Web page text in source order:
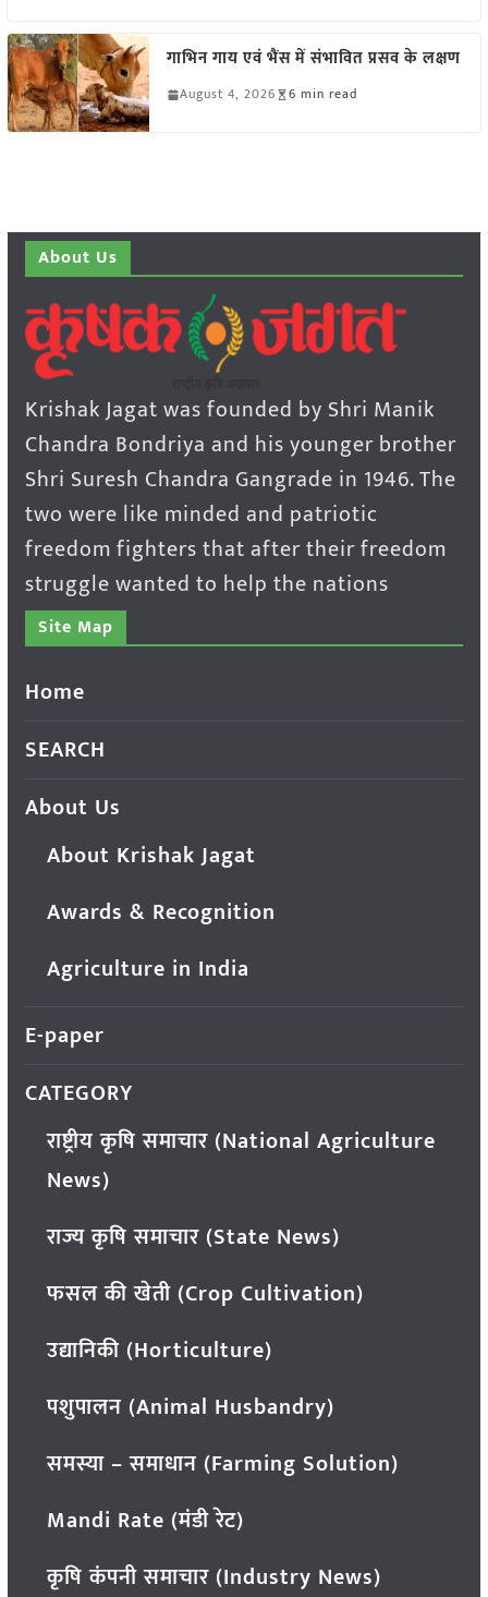
गाभिन गाय एवं भैंस में संभावित प्रसव के लक्षण
August 4, 2026 6 min read
About Us
Krishak Jagat was founded by Shri Manik
Chandra Bondriya and his younger brother
Shri Suresh Chandra Gangrade in 1946. The
two were like minded and patriotic
freedom fighters that after their freedom
struggle wanted to help the nations
Site Map
Home
SEARCH
About Us
About Krishak Jagat
Awards & Recognition
Agriculture in India
E-paper
CATEGORY
राष्ट्रीय कृषि समाचार (National Agriculture
News)
राज्य कृषि समाचार (State News)
फसल की खेती (Crop Cultivation)
उद्यानिकी (Horticulture)
पशुपालन (Animal Husbandry)
समस्या – समाधान (Farming Solution)
Mandi Rate (मंडी रेट)
कृषि कंपनी समाचार (Industry News)